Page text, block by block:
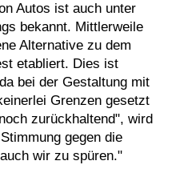
Autos ist auch unter
bekannt. Mittlerweile
Alternative zu dem
etabliert. Dies ist
bei der Gestaltung mit
Grenzen gesetzt
zurückhaltend", wird
gegen die
wir zu spüren."